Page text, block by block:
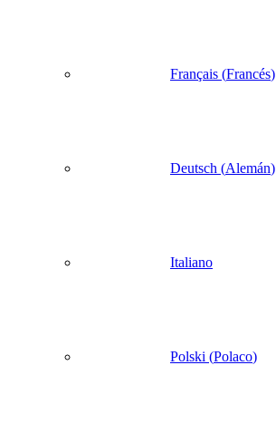
Français (Francés)
Deutsch (Alemán)
Italiano
Polski (Polaco)